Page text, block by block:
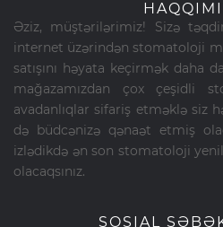
Əziz, müştərilərimiz! Sizə
internet üzərindən stomatoloji
satışını həyata keçirmək daha
mağazamızdan çox çeşidli
avadanlıqlar sifariş etməklə siz
də büdcənizə qənaət etmiş
izlədikdə ən son stomatoloji
olacaqsınız.
SOSIAL